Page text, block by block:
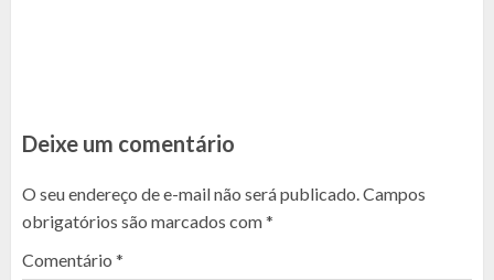
Deixe um comentário
O seu endereço de e-mail não será publicado. Campos
obrigatórios são marcados com*
Comentário *